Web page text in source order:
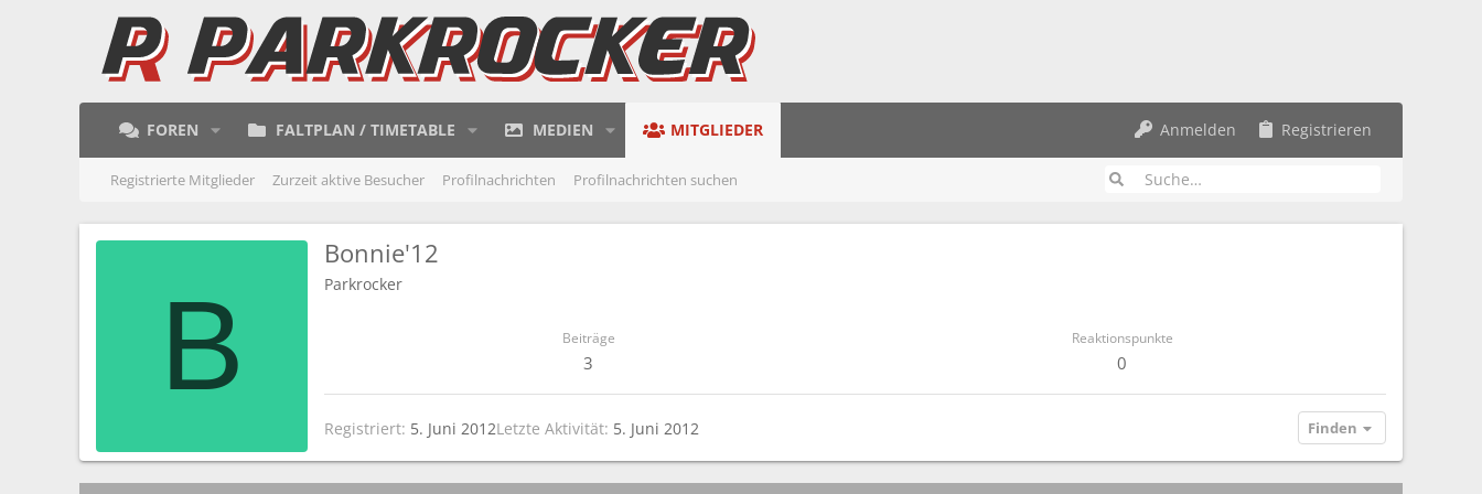
FOREN FALTPLAN / TIMETABLE MEDIEN MITGLIEDER Anmelden Registrieren
Registrierte Mitglieder Zurzeit aktive Besucher Profilnachrichten Profilnachrichten suchen
B
Bonnie'12
Parkrocker
Beiträge
3
Reaktionspunkte
0
Registriert 5. Juni 2012Letzte Aktivität 5. Juni 2012 Finden